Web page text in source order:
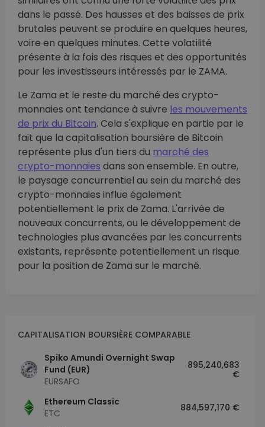
dans le passé. Des hausses et des baisses de prix
brutales peuvent se produire en quelques heures,
voire en quelques minutes. Cette volatilité
présente à la fois des risques et des opportunités
pour les investisseurs intéressés par le ZAMA.
Le Zama et le reste du marché des crypto-
monnaies ont tendance à suivre les mouvements
de prix du Bitcoin. Cela s'explique en partie par le
fait que la capitalisation boursière de Bitcoin
représente plus d'un tiers du marché des
crypto-monnaies dans son ensemble. En outre,
le paysage concurrentiel au sein du marché des
crypto-monnaies influe également
potentiellement le prix de Zama. L'arrivée de
nouveaux concurrents, ou le développement de
technologies plus avancées par les concurrents
existants, représente potentiellement un risque
pour la position de Zama sur le marché.
CAPITALISATION BOURSIÈRE COMPARABLE
Spiko Amundi Overnight Swap
Fund (EUR)
EURSAFO
895,240,683
€
Ethereum Classic
ETC
884,597,170 €